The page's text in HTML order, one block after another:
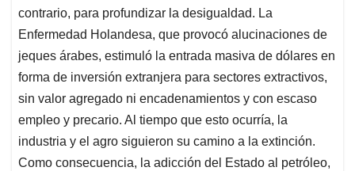
contrario, para profundizar la desigualdad. La
Enfermedad Holandesa, que provocó alucinaciones de
jeques árabes, estimuló la entrada masiva de dólares en
forma de inversión extranjera para sectores extractivos,
sin valor agregado ni encadenamientos y con escaso
empleo y precario. Al tiempo que esto ocurría, la
industria y el agro siguieron su camino a la extinción.
Como consecuencia, la adicción del Estado al petróleo,